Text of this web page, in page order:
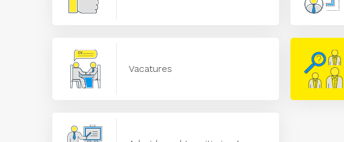
Vacatures